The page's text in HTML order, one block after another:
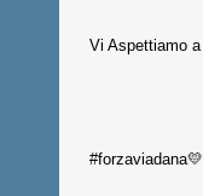
Vi Aspettiamo